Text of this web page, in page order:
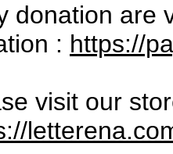
donation are
: https://
visit our